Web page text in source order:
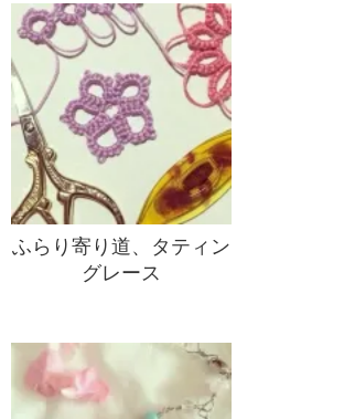
ふらり寄り道、タティン
グレース